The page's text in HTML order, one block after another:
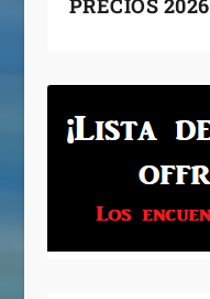
PRECIOS 2026